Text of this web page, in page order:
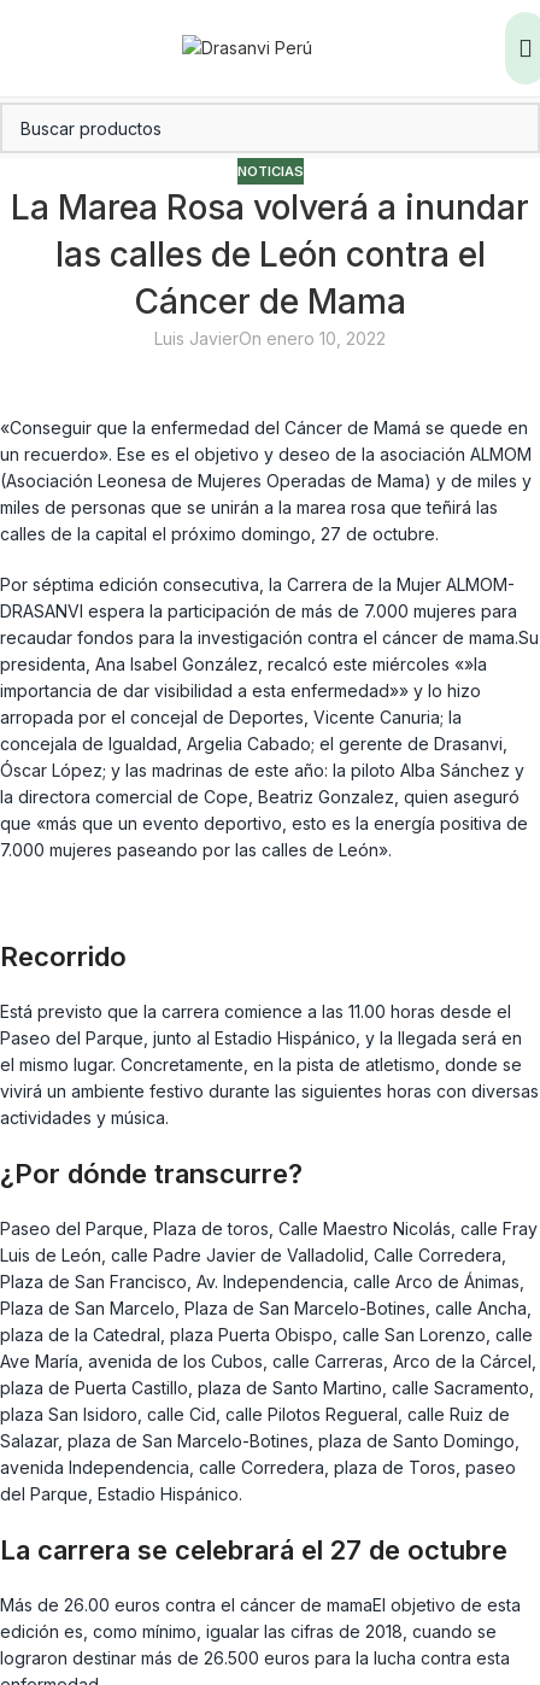
NOTICIAS
La Marea Rosa volverá a inundar
las calles de León contra el
Cáncer de Mama
Luis JavierOn enero 10, 2022
«Conseguir que la enfermedad del Cáncer de Mamá se quede en
un recuerdo». Ese es el objetivo y deseo de la asociación ALMOM
(Asociación Leonesa de Mujeres Operadas de Mama) y de miles y
miles de personas que se unirán a la marea rosa que teñirá las
calles de la capital el próximo domingo, 27 de octubre.
Por séptima edición consecutiva, la Carrera de la Mujer ALMOM-
DRASANVI espera la participación de más de 7.000 mujeres para
recaudar fondos para la investigación contra el cáncer de mama.Su
presidenta, Ana Isabel González, recalcó este miércoles «»la
importancia de dar visibilidad a esta enfermedad»» y lo hizo
arropada por el concejal de Deportes, Vicente Canuria; la
concejala de Igualdad, Argelia Cabado; el gerente de Drasanvi,
Óscar López; y las madrinas de este año: la piloto Alba Sánchez y
la directora comercial de Cope, Beatriz Gonzalez, quien aseguró
que «más que un evento deportivo, esto es la energía positiva de
7.000 mujeres paseando por las calles de León».
Recorrido
Está previsto que la carrera comience a las 11.00 horas desde el
Paseo del Parque, junto al Estadio Hispánico, y la llegada será en
el mismo lugar. Concretamente, en la pista de atletismo, donde se
vivirá un ambiente festivo durante las siguientes horas con diversas
actividades y música.
¿Por dónde transcurre?
Paseo del Parque, Plaza de toros, Calle Maestro Nicolás, calle Fray
Luis de León, calle Padre Javier de Valladolid, Calle Corredera,
Plaza de San Francisco, Av. Independencia, calle Arco de Ánimas,
Plaza de San Marcelo, Plaza de San Marcelo-Botines, calle Ancha,
plaza de la Catedral, plaza Puerta Obispo, calle San Lorenzo, calle
Ave María, avenida de los Cubos, calle Carreras, Arco de la Cárcel,
plaza de Puerta Castillo, plaza de Santo Martino, calle Sacramento,
plaza San Isidoro, calle Cid, calle Pilotos Regueral, calle Ruiz de
Salazar, plaza de San Marcelo-Botines, plaza de Santo Domingo,
avenida Independencia, calle Corredera, plaza de Toros, paseo
del Parque, Estadio Hispánico.
La carrera se celebrará el 27 de octubre
Más de 26.00 euros contra el cáncer de mamaEl objetivo de esta
edición es, como mínimo, igualar las cifras de 2018, cuando se
lograron destinar más de 26.500 euros para la lucha contra esta